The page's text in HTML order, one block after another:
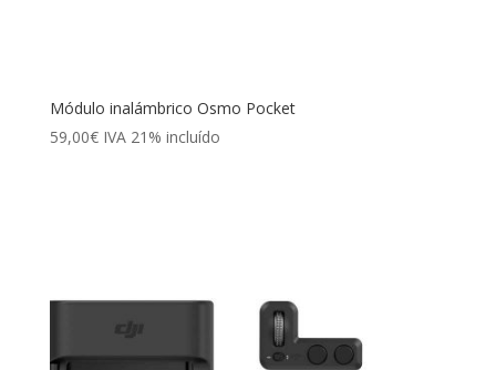
Módulo inalámbrico Osmo Pocket
59,00€ IVA 21% incluído